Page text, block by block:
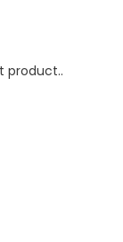
product..